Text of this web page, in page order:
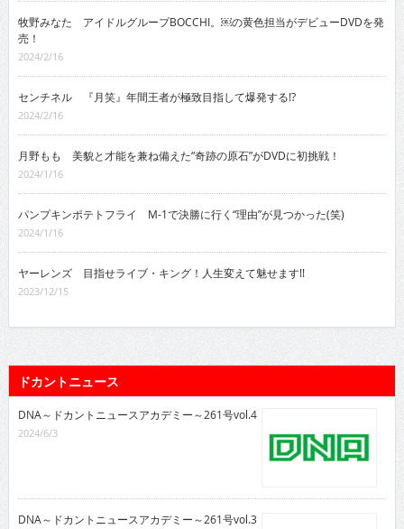
牧野みなた アイドルグループBOCCHI。￼の黄色担当がデビューDVDを発
売！
2024/2/16
センチネル 『月笑』年間王者が極致目指して爆発する!?
2024/2/16
月野もも 美貌と才能を兼ね備えた“奇跡の原石”がDVDに初挑戦！
2024/1/16
パンプキンポテトフライ M-1で決勝に行く“理由”が見つかった(笑)
2024/1/16
ヤーレンズ 目指せライブ・キング！人生変えて魅せます!!
2023/12/15
ドカントニュース
DNA～ドカントニュースアカデミー～261号vol.4
2024/6/3
DNA～ドカントニュースアカデミー～261号vol.3